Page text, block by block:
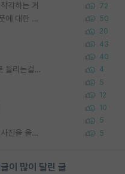
각하는 거 72
포스텍 억까에 대해 (동문의 학문적 아웃풋에 대한 반박) 50
20
43
40
왜 후배가 못하는걸 교수님은 내 책임으로 돌리는걸까요? 4
5
12
10
5
정보보안 연구하는 입장에선 식별가능한 사진을 올리는건 비추이긴함 5
이 많이 달린 글